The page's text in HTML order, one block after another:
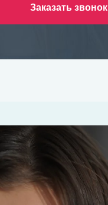
Заказать звонок